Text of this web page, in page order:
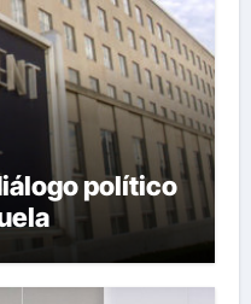
político